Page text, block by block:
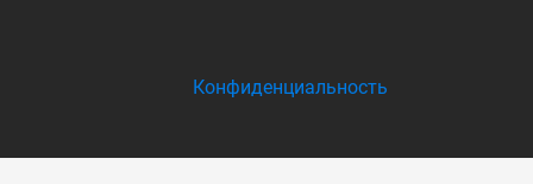
Конфиденциальность